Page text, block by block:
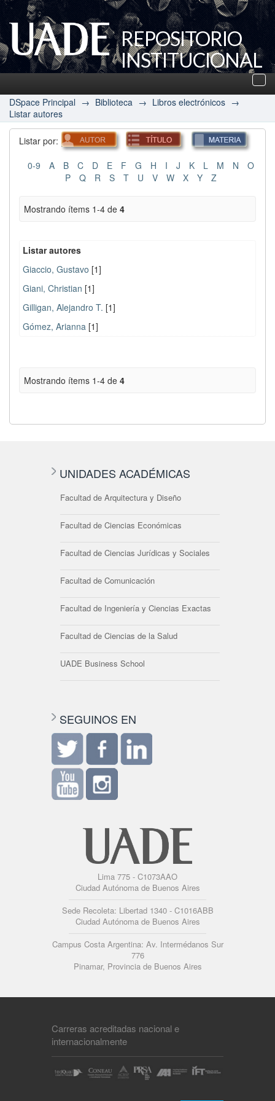
REPOSITORIO
INSTITUCIONAL
UADE
DSpace Principal → Biblioteca → Libros electrónicos →
Listar autores
Listar por:
0-9 A B C D E F G H I J K L M N
O
P
Q R S T U V W X Y Z
Mostrando ítems 1-4 de 4
Listar autores
Giaccio, Gustavo [1]
Giani, Christian [1]
Gilligan, Alejandro T. [1]
Gómez, Arianna [1]
Mostrando ítems 1-4 de 4
UNIDADES ACADÉMICAS
Facultad de Arquitectura y Diseño
Facultad de Ciencias Económicas
Facultad de Ciencias Jurídicas y Sociales
Facultad de Comunicación
Facultad de Ingeniería y Ciencias Exactas
Facultad de Ciencias de la Salud
UADE Business School
SEGUINOS EN
Lima 775 - C1073AAO
Ciudad Autónoma de Buenos Aires
Sede Recoleta: Libertad 1340 - C1016ABB
Ciudad Autónoma de Buenos Aires
Campus Costa Argentina: Av. Intermédanos Sur
776
Pinamar, Provincia de Buenos Aires
Carreras acreditadas nacional e
internacionalmente